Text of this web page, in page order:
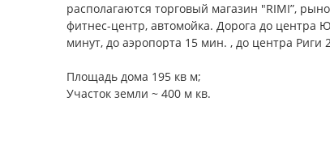
располагаются торговый магазин "RIMI”,
фитнес-центр, автомойка. Дорога до центра
минут, до аэропорта 15 мин. , до центра Риги
Площадь дома 195 кв м;
Участок земли ~ 400 м кв.